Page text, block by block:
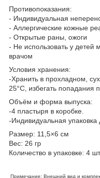
Противопоказания:
- Индивидуальная
- Аллергические кожные
- Открытые раны, ожоги
- Не использовать у детей
врачом
Условия хранения:
-Хранить в прохладном,
25°C, избегать попадания
Объём и форма выпуска:
-4 пластыря в коробке.
-Индивидуальная упаковка
Размер: 11,5×6 см
Вес: 26 гр
Количество в упаковке: 4
Примечание: Внешний вид и